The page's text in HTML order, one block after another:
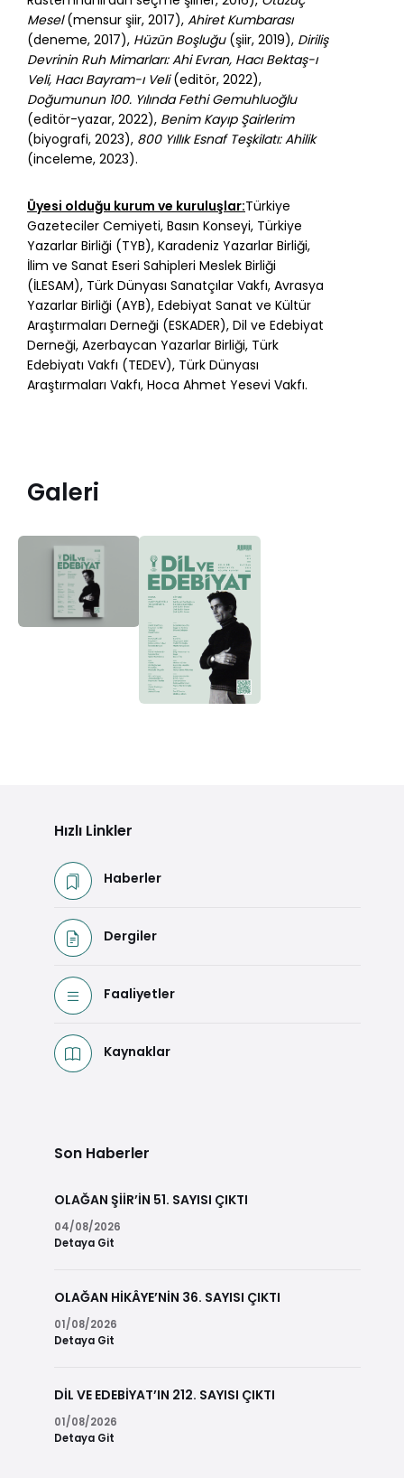
Mesel(mensur şiir, 2017), Ahiret Kumbarası
(deneme, 2017), Hüzün Boşluğu(şiir, 2019), Diriliş
Devrinin Ruh Mimarları: Ahi Evran, Hacı Bektaş-ı
Veli, Hacı Bayram-ı Veli(editör, 2022),
Doğumunun 100. Yılında Fethi Gemuhluoğlu
(editör-yazar, 2022), Benim Kayıp Şairlerim
(biyografi, 2023), 800 Yıllık Esnaf Teşkilatı: Ahilik
(inceleme, 2023).
Üyesi olduğu kurum ve kuruluşlar:Türkiye
Gazeteciler Cemiyeti, Basın Konseyi, Türkiye
Yazarlar Birliği (TYB), Karadeniz Yazarlar Birliği,
İlim ve Sanat Eseri Sahipleri Meslek Birliği
(İLESAM), Türk Dünyası Sanatçılar Vakfı, Avrasya
Yazarlar Birliği (AYB), Edebiyat Sanat ve Kültür
Araştırmaları Derneği (ESKADER), Dil ve Edebiyat
Derneği, Azerbaycan Yazarlar Birliği, Türk
Edebiyatı Vakfı (TEDEV), Türk Dünyası
Araştırmaları Vakfı, Hoca Ahmet Yesevi Vakfı.
Galeri
Hızlı Linkler
Haberler
Dergiler
Faaliyetler
Kaynaklar
Son Haberler
OLAĞAN ŞİİR’İN 51. SAYISI ÇIKTI
04/08/2026
Detaya Git
OLAĞAN HİKÂYE’NİN 36. SAYISI ÇIKTI
01/08/2026
Detaya Git
DİL VE EDEBİYAT’IN 212. SAYISI ÇIKTI
01/08/2026
Detaya Git